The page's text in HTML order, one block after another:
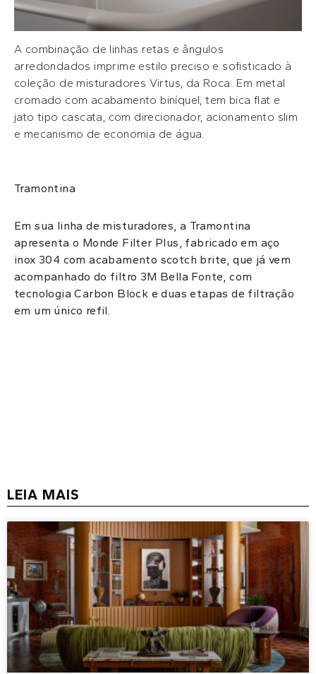
A combinação de linhas retas e ângulos
arredondados imprime estilo preciso e sofisticado à
coleção de misturadores Virtus, da Roca. Em metal
cromado com acabamento biníquel, tem bica flat e
jato tipo cascata, com direcionador, acionamento slim
e mecanismo de economia de água.
Tramontina
Em sua linha de misturadores, a Tramontina
apresenta o Monde Filter Plus, fabricado em aço
inox 304 com acabamento scotch brite, que já vem
acompanhado do filtro 3M Bella Fonte, com
tecnologia Carbon Block e duas etapas de filtração
em um único refil.
LEIA MAIS